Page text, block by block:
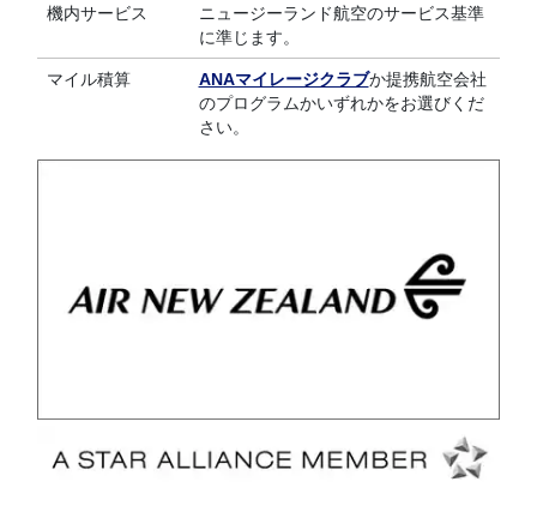
機内サービス
ニュージーランド航空のサービス基準
に準じます。
マイル積算 ANAマイレージクラブか提携航空会社
のプログラムかいずれかをお選びくだ
さい。